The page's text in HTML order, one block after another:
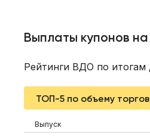
Выплаты купонов
Рейтинги ВДО по итогам
ТОП-5 по объему торгов
Выпуск